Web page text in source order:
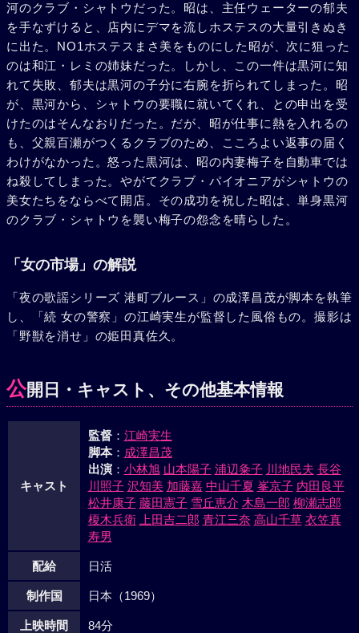
河のクラブ・シャトウだった。昭は、主任ウェーターの郁夫
を手なずけると、店内にデマを流しホステスの大量引きぬき
に出た。NO1ホステスまさ美をものにした昭が、次に狙った
のは和江・レミの姉妹だった。しかし、この一件は黒河に知
れて失敗、郁夫は黒河の子分に右腕を折られてしまった。昭
が、黒河から、シャトウの要職に就いてくれ、との申出を受
けたのはそんなおりだった。だが、昭が仕事に熱を入れるの
も、父親百瀬がつくるクラブのため、こころよい返事の届く
わけがなかった。怒った黒河は、昭の内妻梅子を自動車では
ね殺してしまった。やがてクラブ・パイオニアがシャトウの
美女たちをならべて開店。その成功を祝した昭は、単身黒河
のクラブ・シャトウを襲い梅子の怨念を晴らした。
「女の市場」の解説
「夜の歌謡シリーズ 港町ブルース」の成澤昌茂が脚本を執筆
し、「続 女の警察」の江崎実生が監督した風俗もの。撮影は
「野獣を消せ」の姫田真佐久。
公開日・キャスト、その他基本情報
キャスト
監督： 江崎実生
脚本： 成澤昌茂
出演： 小林旭 山本陽子 浦辺粂子 川地民夫 長谷
川照子 沢知美 加藤嘉 中山千夏 峯京子 内田良平
松井康子 藤田憲子 雪丘恵介 木島一郎 柳瀬志郎
榎木兵衛
上田吉二郎 青江三奈 高山千草 衣笠真
寿男
配給 日活
制作国 日本（1969）
上映時間 84分